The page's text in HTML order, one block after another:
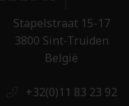
Stapelstraat 15-17
3800 Sint-Truiden
België
+32(0)11 83 23 92